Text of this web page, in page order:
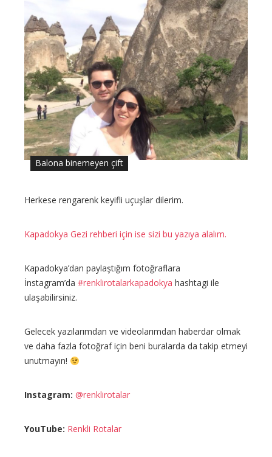
Balona binemeyen çift
Herkese rengarenk keyifli uçuşlar dilerim.
Kapadokya Gezi rehberi için ise sizi bu yazıya alalım.
Kapadokya’dan paylaştığım fotoğraflara
İnstagram’da #renklirotalarkapadokya hashtagi ile
ulaşabilirsiniz.
Gelecek yazılarımdan ve videolarımdan haberdar olmak
ve daha fazla fotoğraf için beni buralarda da takip etmeyi
unutmayın!
Instagram: @renklirotalar
YouTube: Renkli Rotalar